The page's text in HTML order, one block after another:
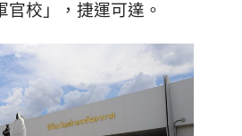
官校」，捷運可達。